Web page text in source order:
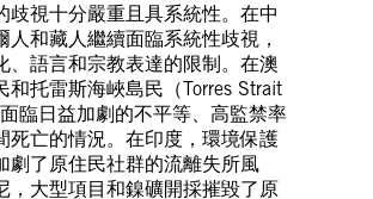
歧視十分嚴重且具系統性。在中
人和藏人繼續面臨系統性歧視，
、語言和宗教表達的限制。在澳
和托雷斯海峽島民（Torres Strait
臨日益加劇的不平等、高監禁率
死亡的情況。在印度，環境保護
劇了原住民社群的流離失所風
，大型項目和鎳礦開採摧毀了原